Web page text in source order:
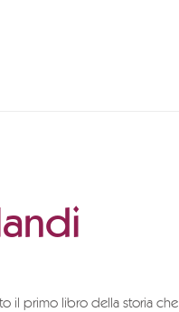
il primo libro della storia che